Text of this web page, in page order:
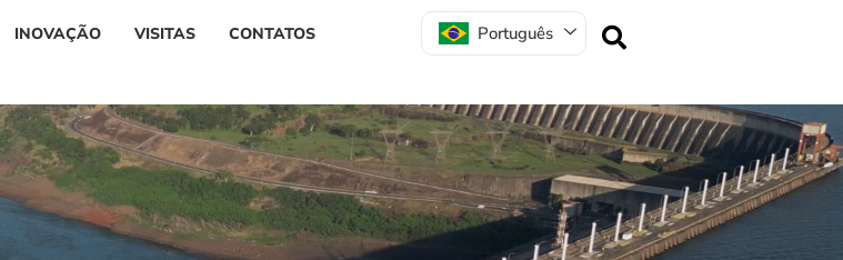
INOVAÇÃO VISITAS CONTATOS Português